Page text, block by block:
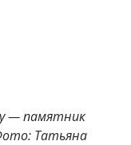
— памятник
Татьяна